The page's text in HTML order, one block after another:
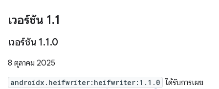
เวอร์ชัน 1.1
เวอร์ชัน 1.1.0
8 ตุลาคม 2025
androidx.heifwriter:heifwriter:1.1.0 ได้รับการเผย